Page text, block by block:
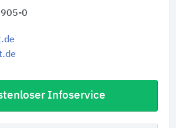
0
Infoservice